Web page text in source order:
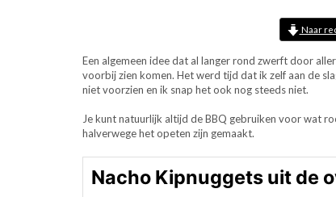
Naar
Een algemeen idee dat al langer rond zwerft door
voorbij zien komen. Het werd tijd dat ik zelf aan de
niet voorzien en ik snap het ook nog steeds niet.
Je kunt natuurlijk altijd de BBQ gebruiken voor wat
halverwege het opeten zijn gemaakt.
Nacho Kipnuggets uit de